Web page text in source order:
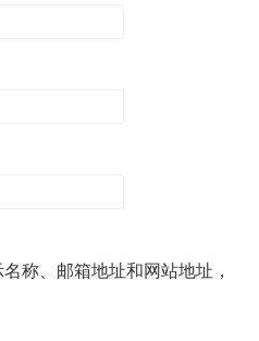
称、邮箱地址和网站地址，